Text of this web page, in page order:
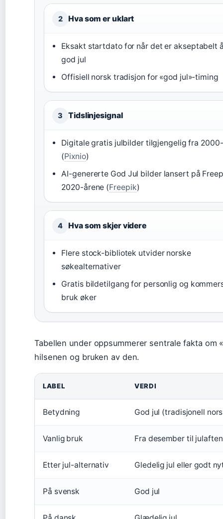
2 Hva som er uklart
Eksakt startdato for når det er akseptabelt
god jul
Offisiell norsk tradisjon for «god jul»-timing
3 Tidslinjesignal
Digitale gratis julbilder tilgjengelig fra
(Pixnio)
AI-genererte God Jul bilder lansert på
2020-årene (Freepik)
4 Hva som skjer videre
Flere stock-bibliotek utvider norske
søkealternativer
Gratis bildetilgang for personlig og
bruk øker
Tabellen under oppsummerer sentrale fakta om
hilsenen og bruken av den.
LABEL VERDI
Betydning God jul (tradisjonell
Vanlig bruk Fra desember til julaften
Etter jul-alternativ Gledelig jul eller godt
På svensk God jul